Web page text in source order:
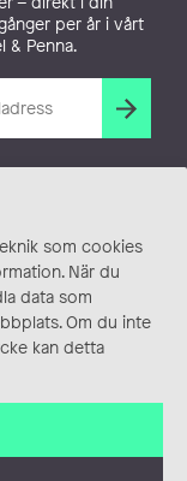
som cookies
När du
data som
Om du inte
kan detta
per år i vårt
& Penna.